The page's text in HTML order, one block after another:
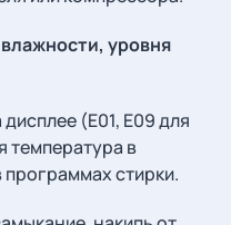
уровня
(E01, E09 для
температура в
стирки.